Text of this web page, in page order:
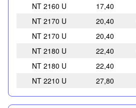
NT 2160 U
17,40
NT 2170 U
20,40
NT 2170 U
20,40
NT 2180 U
22,40
NT 2180 U
22,40
NT 2210 U
27,80